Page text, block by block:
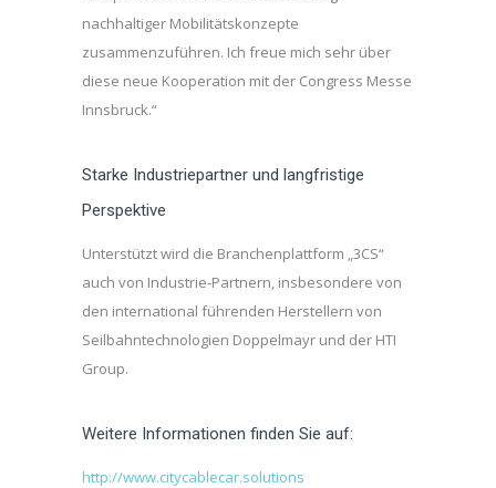
nachhaltiger Mobilitätskonzepte
zusammenzuführen. Ich freue mich sehr über
diese neue Kooperation mit der Congress Messe
Innsbruck.“
Starke Industriepartner und langfristige
Perspektive
Unterstützt wird die Branchenplattform „3CS“
auch von Industrie-Partnern, insbesondere von
den international führenden Herstellern von
Seilbahntechnologien Doppelmayr und der HTI
Group.
Weitere Informationen finden Sie auf:
http://www.citycablecar.solutions